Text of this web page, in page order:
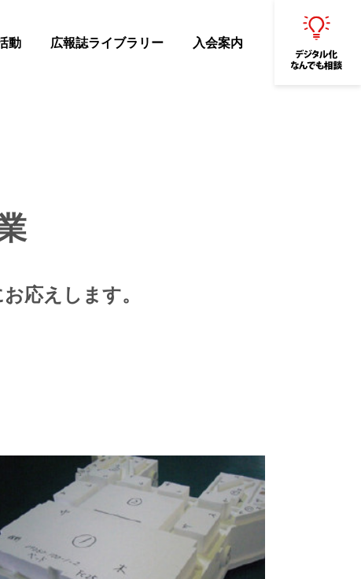
動 広報誌ライブラリー 入会案内
応えします。